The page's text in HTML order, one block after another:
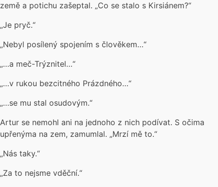
země a potichu zašeptal. „Co se stalo s Kirsiánem?“
„Je pryč.“
„Nebyl posílený spojením s člověkem…“
„…a meč-Trýznitel…“
„…v rukou bezcitného Prázdného…“
„…se mu stal osudovým.“
Artur se nemohl ani na jednoho z nich podívat. S očima
upřenýma na zem, zamumlal. „Mrzí mě to.“
„Nás taky.“
„Za to nejsme vděční.“